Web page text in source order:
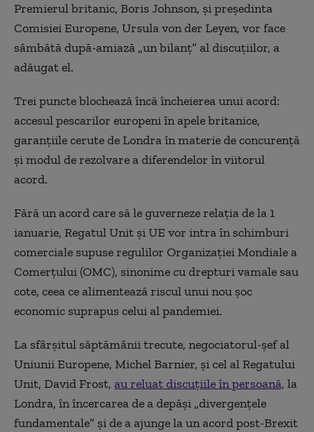
Premierul britanic, Boris Johnson, şi preşedinta
Comisiei Europene, Ursula von der Leyen, vor face
sâmbătă după-amiază „un bilanţ” al discuţiilor, a
adăugat el.
Trei puncte blochează încă încheierea unui acord:
accesul pescarilor europeni în apele britanice,
garanţiile cerute de Londra în materie de concurenţă
şi modul de rezolvare a diferendelor în viitorul
acord.
Fără un acord care să le guverneze relaţia de la 1
ianuarie, Regatul Unit şi UE vor intra în schimburi
comerciale supuse regulilor Organizaţiei Mondiale a
Comerţului (OMC), sinonime cu drepturi vamale sau
cote, ceea ce alimentează riscul unui nou şoc
economic suprapus celui al pandemiei.
La sfârșitul săptămânii trecute, negociatorul-şef al
Uniunii Europene, Michel Barnier, şi cel al Regatului
Unit, David Frost, au reluat discuţiile în persoană, la
Londra, în încercarea de a depăşi „divergenţele
fundamentale” şi de a ajunge la un acord post-Brexit